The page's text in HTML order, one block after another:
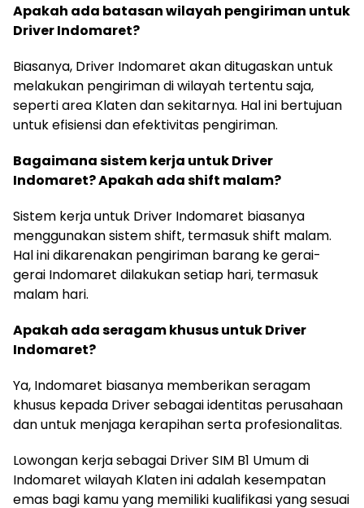
Apakah ada batasan wilayah pengiriman untuk
Driver Indomaret?
Biasanya, Driver Indomaret akan ditugaskan untuk
melakukan pengiriman di wilayah tertentu saja,
seperti area Klaten dan sekitarnya. Hal ini bertujuan
untuk efisiensi dan efektivitas pengiriman.
Bagaimana sistem kerja untuk Driver
Indomaret? Apakah ada shift malam?
Sistem kerja untuk Driver Indomaret biasanya
menggunakan sistem shift, termasuk shift malam.
Hal ini dikarenakan pengiriman barang ke gerai-
gerai Indomaret dilakukan setiap hari, termasuk
malam hari.
Apakah ada seragam khusus untuk Driver
Indomaret?
Ya, Indomaret biasanya memberikan seragam
khusus kepada Driver sebagai identitas perusahaan
dan untuk menjaga kerapihan serta profesionalitas.
Lowongan kerja sebagai Driver SIM B1 Umum di
Indomaret wilayah Klaten ini adalah kesempatan
emas bagi kamu yang memiliki kualifikasi yang sesuai